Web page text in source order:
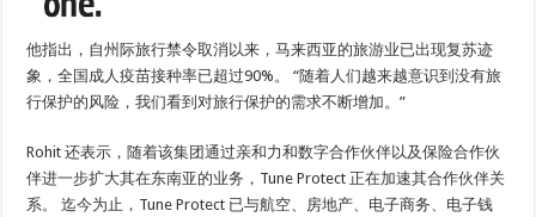
他指出，自州际旅行禁令取消以来，马来西亚的旅游业已出现复苏迹
象，全国成人疫苗接种率已超过90%。 “随着人们越来越意识到没有旅
行保护的风险，我们看到对旅行保护的需求不断增加。”
Rohit 还表示，随着该集团通过亲和力和数字合作伙伴以及保险合作伙
伴进一步扩大其在东南亚的业务，Tune Protect 正在加速其合作伙伴关
系。 迄今为止，Tune Protect 已与航空、房地产、电子商务、电子钱